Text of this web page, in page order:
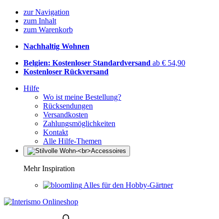
zur Navigation
zum Inhalt
zum Warenkorb
Nachhaltig Wohnen
Belgien: Kostenloser Standardversand ab € 54,90
Kostenloser Rückversand
Hilfe
Wo ist meine Bestellung?
Rücksendungen
Versandkosten
Zahlungsmöglichkeiten
Kontakt
Alle Hilfe-Themen
Mehr Inspiration
Alles für den Hobby-Gärtner